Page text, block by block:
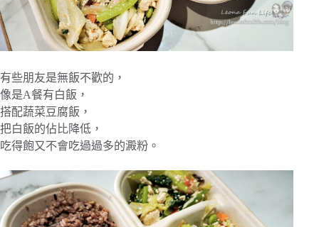
有些朋友是無飯不歡的，
像是A餐有白飯，
搭配蔬菜豆腐飯，
把白飯的佔比降低，
吃得飽又不會吃過過多的澱粉。